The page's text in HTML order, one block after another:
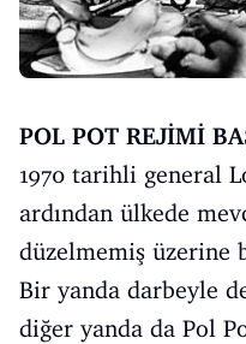
POL POT REJİMİ
1970 tarihli general
ardından ülkede
düzelmemiş üzerine
Bir yanda darbeyle
diğer yanda da Pol